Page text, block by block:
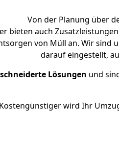
Von der Planung über
bieten auch
von Müll an. Wir sind
darauf eingestellt,
Lösungen und
Kostengünstiger wird Ihr